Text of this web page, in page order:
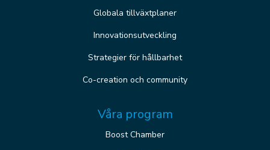
Globala tillväxtplaner
Innovationsutveckling
Strategier för hållbarhet
Co-creation och community
Våra program
Boost Chamber